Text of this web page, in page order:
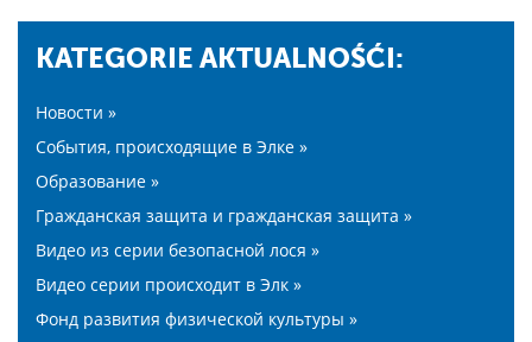
KATEGORIE AKTUALNOŚĆI:
Новости »
События, происходящие в Элке »
Образование »
Гражданская защита и гражданская защита »
Видео из серии безопасной лося »
Видео серии происходит в Элк »
Фонд развития физической культуры »